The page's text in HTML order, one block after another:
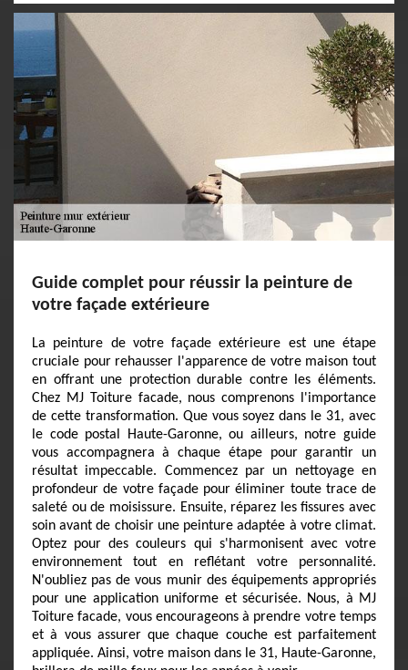
Guide complet pour réussir la peinture de
votre façade extérieure
La peinture de votre façade extérieure est une étape
cruciale pour rehausser l'apparence de votre maison tout
en offrant une protection durable contre les éléments.
Chez MJ Toiture facade, nous comprenons l'importance
de cette transformation. Que vous soyez dans le 31, avec
le code postal Haute-Garonne, ou ailleurs, notre guide
vous accompagnera à chaque étape pour garantir un
résultat impeccable. Commencez par un nettoyage en
profondeur de votre façade pour éliminer toute trace de
saleté ou de moisissure. Ensuite, réparez les fissures avec
soin avant de choisir une peinture adaptée à votre climat.
Optez pour des couleurs qui s'harmonisent avec votre
environnement tout en reflétant votre personnalité.
N'oubliez pas de vous munir des équipements appropriés
pour une application uniforme et sécurisée. Nous, à MJ
Toiture facade, vous encourageons à prendre votre temps
et à vous assurer que chaque couche est parfaitement
appliquée. Ainsi, votre maison dans le 31, Haute-Garonne,